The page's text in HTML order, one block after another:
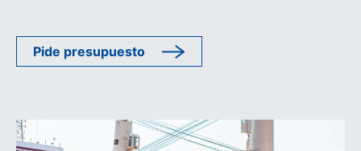
Pide presupuesto